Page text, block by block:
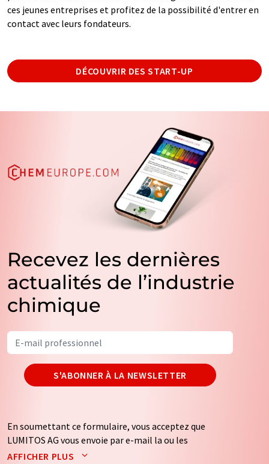
ces jeunes entreprises et profitez de la possibilité d'entrer en
contact avec leurs fondateurs.
DÉCOUVRIR DES START-UP
Recevez les dernières
actualités de l’industrie
chimique
S'ABONNER À LA NEWSLETTER
En soumettant ce formulaire, vous acceptez que
LUMITOS AG vous envoie par e-mail la ou les
newsletters sélectionnées ci-dessus. Vos données ne
AFFICHER PLUS